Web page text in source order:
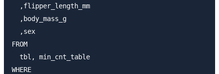
  ,flipper_length_mm
  ,body_mass_g
  ,sex
FROM
  tbl, min_cnt_table
WHERE